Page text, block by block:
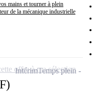
mains et tourner à plein
de la mécanique industrielle
IntérimTemps plein
offre à ma sélection